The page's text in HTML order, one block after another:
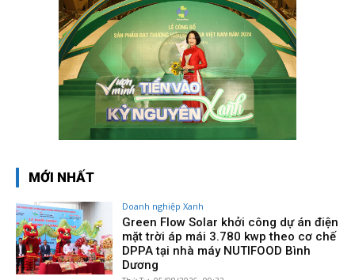
MỚI NHẤT
Doanh nghiệp Xanh
Green Flow Solar khởi công dự án điện
mặt trời áp mái 3.780 kwp theo cơ chế
DPPA tại nhà máy NUTIFOOD Bình
Dương